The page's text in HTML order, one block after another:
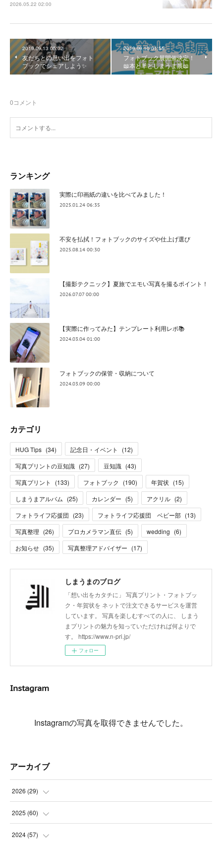
2026.05.22 02:00
2019.09.13 05:02
友だちとの思い出をフォト
ブックでシェアしよう✨
2019.09.10 01:55
フォトブック展開催決定！
📖本と羊としまうま展📖
0コメント
ランキング
実際に印画紙の違いを比べてみました！
2025.01.24 06:35
不安を払拭！フォトブックのサイズや仕上げ選び
2025.08.14 00:30
【撮影テクニック】夏旅でエモい写真を撮るポイント！
2026.07.07 00:00
【実際に作ってみた】テンプレート利用レポ📚
2024.03.04 01:00
フォトブックの保管・収納について
2024.03.09 00:00
カテゴリ
HUG Tips (34) 記念日・イベント (12)
写真プリントの豆知識 (27) 豆知識 (43)
写真プリント
(133) フォトブック (190) 年賀状 (15)
しまうまアルバム (25) カレンダー (5) アクリル (2)
フォトライフ応援団 (23) フォトライフ応援団 ベビー部 (13)
写真整理 (26) プロカメラマン直伝 (5) wedding (6)
お知らせ (35) 写真整理アドバイザー (17)
しまうまのブログ
「想い出をカタチに」 写真プリント・フォトブッ
ク・年賀状を ネットで注文できるサービスを運営
しています。 写真を楽しむすべての人に、 しまう
まプリントの魅力を知っていただければ何よりで
す。 https://www.n-pri.jp/
フォロー
Instagram
Instagramの写真を取得できませんでした。
アーカイブ
2026 (29)
(5
(3
2025 (60)
(3
2024 (57)